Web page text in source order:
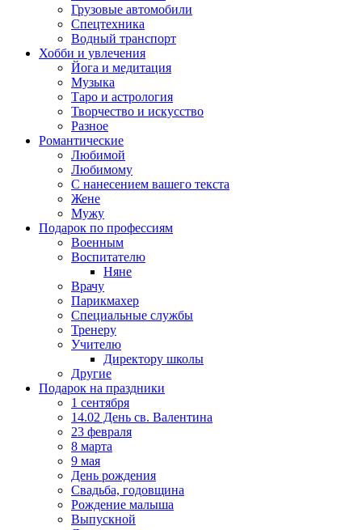
Грузовые автомобили
Спецтехника
Водный транспорт
Хобби и увлечения
Йога и медитация
Музыка
Таро и астрология
Творчество и искусство
Разное
Романтические
Любимой
Любимому
С нанесением вашего текста
Жене
Мужу
Подарок по профессиям
Военным
Воспитателю
Няне
Врачу
Парикмахер
Специальные службы
Тренеру
Учителю
Директору школы
Другие
Подарок на праздники
1 сентября
14.02 День св. Валентина
23 февраля
8 марта
9 мая
День рождения
Свадьба, годовщина
Рождение малыша
Выпускной